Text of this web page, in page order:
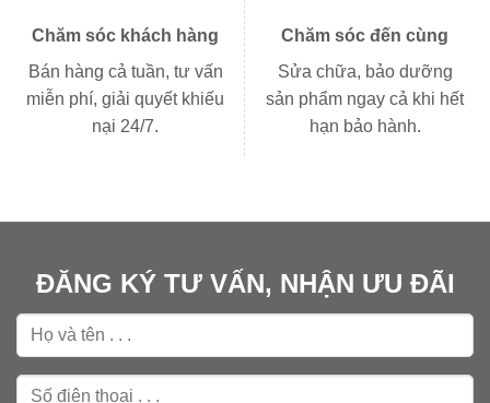
Chăm sóc khách hàng
Bán hàng cả tuần, tư vấn
miễn phí, giải quyết khiếu
nại 24/7.
Chăm sóc đến cùng
Sửa chữa, bảo dưỡng
sản phẩm ngay cả khi hết
hạn bảo hành.
ĐĂNG KÝ TƯ VẤN, NHẬN ƯU ĐÃI